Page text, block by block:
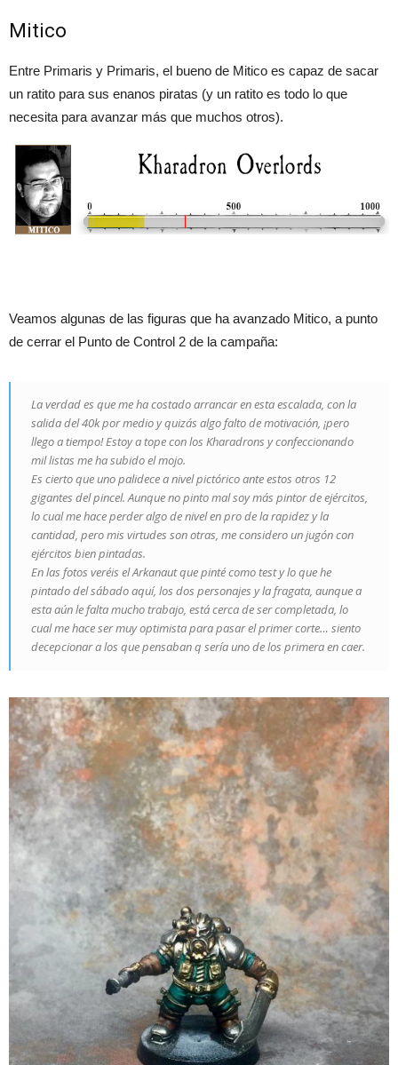
Mitico
Entre Primaris y Primaris, el bueno de Mitico es capaz de sacar
un ratito para sus enanos piratas (y un ratito es todo lo que
necesita para avanzar más que muchos otros).
Veamos algunas de las figuras que ha avanzado Mitico, a punto
de cerrar el Punto de Control 2 de la campaña:
La verdad es que me ha costado arrancar en esta escalada, con la
salida del 40k por medio y quizás algo falto de motivación, ¡pero
llego a tiempo! Estoy a tope con los Kharadrons y confeccionando
mil listas me ha subido el mojo.
Es cierto que uno palidece a nivel pictórico ante estos otros 12
gigantes del pincel. Aunque no pinto mal soy más pintor de ejércitos,
lo cual me hace perder algo de nivel en pro de la rapidez y la
cantidad, pero mis virtudes son otras, me considero un jugón con
ejércitos bien pintadas.
En las fotos veréis el Arkanaut que pinté como test y lo que he
pintado del sábado aquí, los dos personajes y la fragata, aunque a
esta aún le falta mucho trabajo, está cerca de ser completada, lo
cual me hace ser muy optimista para pasar el primer corte… siento
decepcionar a los que pensaban q sería uno de los primera en caer.